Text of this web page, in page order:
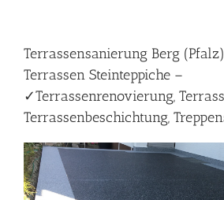
Terrassensanierung Berg
Terrassen Steinteppiche –
✓Terrassenrenovierung,
Terrassenbeschichtung,